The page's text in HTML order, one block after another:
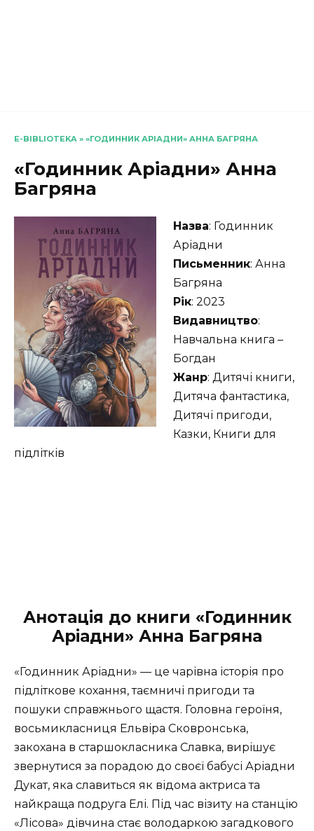
E-BIBLIOTEKA » «ГОДИННИК АРІАДНИ» АННА БАГРЯНА
«Годинник Аріадни» Анна
Багряна
Назва: Годинник
Аріадни
Письменник: Анна
Багряна
Рік: 2023
Видавництво:
Навчальна книга –
Богдан
Жанр: Дитячі книги,
Дитяча фантастика,
Дитячі пригоди,
Казки, Книги для
підлітків
Анотація до книги «Годинник
Аріадни» Анна Багряна
«Годинник Аріадни» — це чарівна історія про
підліткове кохання, таємничі пригоди та
пошуки справжнього щастя. Головна героїня,
восьмикласниця Ельвіра Сковронська,
закохана в старшокласника Славка, вирішує
звернутися за порадою до своєї бабусі Аріадни
Дукат, яка славиться як відома актриса та
найкраща подруга Елі. Під час візиту на станцію
«Лісова» дівчина стає володаркою загадкового